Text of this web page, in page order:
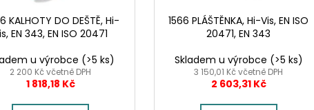
KALHOTY DO DEŠTĚ, Hi-
EN 343, EN ISO 20471
u výrobce (>5 ks)
2 200 Kč včetně DPH
1 818,18 Kč
1566 PLÁŠTĚNKA, Hi-Vis, EN ISO
20471, EN 343
Skladem u výrobce (>5 ks)
3 150,01 Kč včetně DPH
2 603,31 Kč